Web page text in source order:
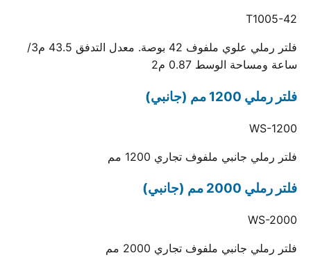
T1005-42
فلتر رملي علوي ملفوف 42 بوصة. معدل التدفق 43.5 م3/
ساعة ومساحة الوسط 0.87 م2
فلتر رملي 1200 مم (جانبي)
WS-1200
فلتر رملي جانبي ملفوف تجاري 1200 مم
فلتر رملي 2000 مم (جانبي)
WS-2000
فلتر رملي جانبي ملفوف تجاري 2000 مم